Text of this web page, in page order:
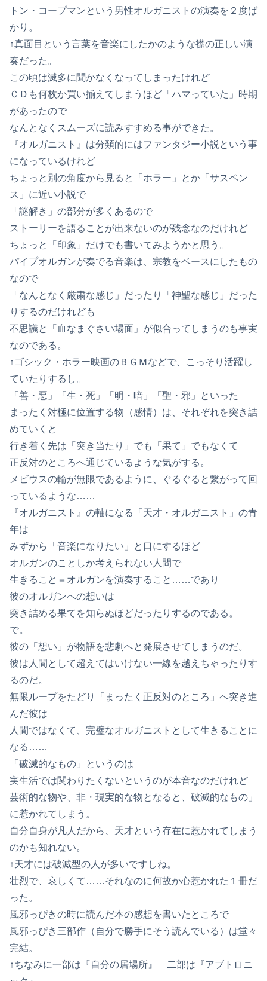
トン・コープマンという男性オルガニストの演奏を２度ば
かり。
↑真面目という言葉を音楽にしたかのような襟の正しい演
奏だった。
この頃は滅多に聞かなくなってしまったけれど
ＣＤも何枚か買い揃えてしまうほど「ハマっていた」時期
があったので
なんとなくスムーズに読みすすめる事ができた。
『オルガニスト』は分類的にはファンタジー小説という事
になっているけれど
ちょっと別の角度から見ると「ホラー」とか「サスペン
ス」に近い小説で
「謎解き」の部分が多くあるので
ストーリーを語ることが出来ないのが残念なのだけれど
ちょっと「印象」だけでも書いてみようかと思う。
パイプオルガンが奏でる音楽は、宗教をベースにしたもの
なので
「なんとなく厳粛な感じ」だったり「神聖な感じ」だった
りするのだけれども
不思議と「血なまぐさい場面」が似合ってしまうのも事実
なのである。
↑ゴシック・ホラー映画のＢＧＭなどで、こっそり活躍し
ていたりするし。
「善・悪」「生・死」「明・暗」「聖・邪」といった
まったく対極に位置する物（感情）は、それぞれを突き詰
めていくと
行き着く先は「突き当たり」でも「果て」でもなくて
正反対のところへ通じているような気がする。
メビウスの輪が無限であるように、ぐるぐると繋がって回
っているような……
『オルガニスト』の軸になる「天才・オルガニスト」の青
年は
みずから「音楽になりたい」と口にするほど
オルガンのことしか考えられない人間で
生きること＝オルガンを演奏すること……であり
彼のオルガンへの想いは
突き詰める果てを知らぬほどだったりするのである。
で。
彼の「想い」が物語を悲劇へと発展させてしまうのだ。
彼は人間として超えてはいけない一線を越えちゃったりす
るのだ。
無限ループをたどり「まったく正反対のところ」へ突き進
んだ彼は
人間ではなくて、完璧なオルガニストとして生きることに
なる……
「破滅的なもの」というのは
実生活では関わりたくないというのが本音なのだけれど
芸術的な物や、非・現実的な物となると、破滅的なもの」
に惹かれてしまう。
自分自身が凡人だから、天才という存在に惹かれてしまう
のかも知れない。
↑天才には破滅型の人が多いですしね。
壮烈で、哀しくて……それなのに何故か心惹かれた１冊だ
った。
風邪っぴきの時に読んだ本の感想を書いたところで
風邪っぴき三部作（自分で勝手にそう読んでいる）は堂々
完結。
↑ちなみに一部は『自分の居場所』 二部は『アブトロニ